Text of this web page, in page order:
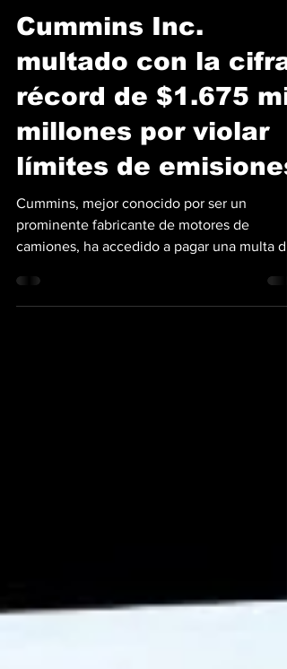
Benjamín Chellew
2 min de lectura
Cummins Inc.
multado con la cifra
récord de $1.675 mil
millones por violar
límites de emisiones
Cummins, mejor conocido por ser un
prominente fabricante de motores de